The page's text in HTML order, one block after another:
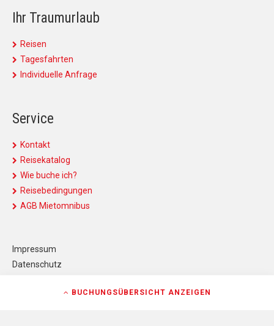
BUCHUNGSÜBERSICHT ANZEIGEN
Ihr Traumurlaub
Reisen
Tagesfahrten
Individuelle Anfrage
Service
Kontakt
Reisekatalog
Wie buche ich?
Reisebedingungen
AGB Mietomnibus
Impressum
Datenschutz